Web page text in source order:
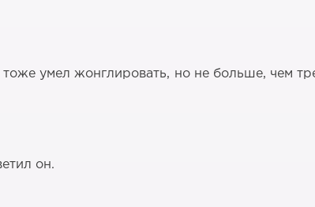
умел жонглировать, но не больше, чем
он.